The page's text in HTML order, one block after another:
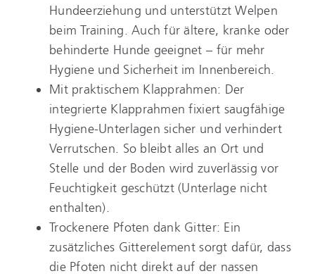
Hundeerziehung und unterstützt Welpen
beim Training. Auch für ältere, kranke oder
behinderte Hunde geeignet – für mehr
Hygiene und Sicherheit im Innenbereich.
Mit praktischem Klapprahmen: Der
integrierte Klapprahmen fixiert saugfähige
Hygiene-Unterlagen sicher und verhindert
Verrutschen. So bleibt alles an Ort und
Stelle und der Boden wird zuverlässig vor
Feuchtigkeit geschützt (Unterlage nicht
enthalten).
Trockenere Pfoten dank Gitter: Ein
zusätzliches Gitterelement sorgt dafür, dass
die Pfoten nicht direkt auf der nassen